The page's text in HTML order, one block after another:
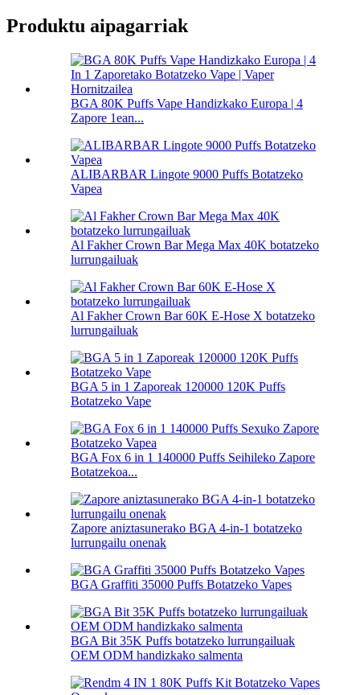
Produktu aipagarriak
BGA 80K Puffs Vape Handizkako Europa | 4
Zapore 1ean...
ALIBARBAR Lingote 9000 Puffs Botatzeko
Vapea
Al Fakher Crown Bar Mega Max 40K botatzeko
lurrungailuak
Al Fakher Crown Bar 60K E-Hose X botatzeko
lurrungailuak
BGA 5 in 1 Zaporeak 120000 120K Puffs
Botatzeko Vape
BGA Fox 6 in 1 140000 Puffs Seihileko Zapore
Botatzekoa...
Zapore aniztasunerako BGA 4-in-1 botatzeko
lurrungailu onenak
BGA Graffiti 35000 Puffs Botatzeko Vapes
BGA Bit 35K Puffs botatzeko lurrungailuak
OEM ODM handizkako salmenta